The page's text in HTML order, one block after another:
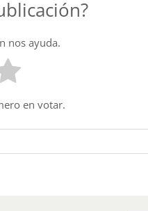
nos ayuda.
en votar.